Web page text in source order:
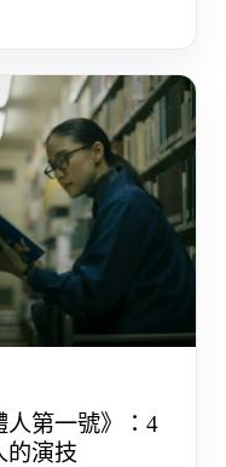
人第一號》：4
的演技